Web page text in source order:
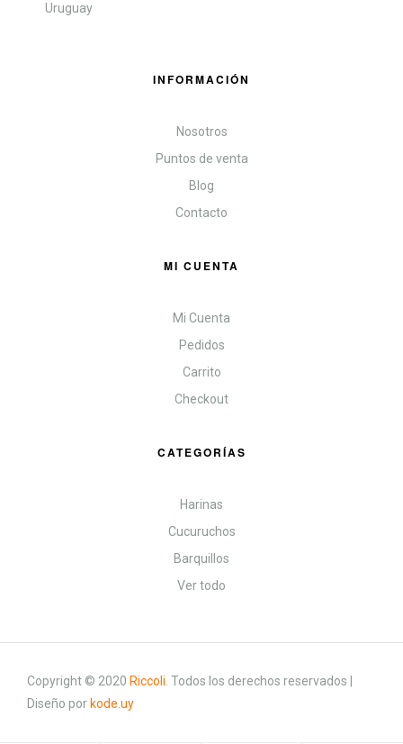
Uruguay
INFORMACIÓN
Nosotros
Puntos de venta
Blog
Contacto
MI CUENTA
Mi Cuenta
Pedidos
Carrito
Checkout
CATEGORÍAS
Harinas
Cucuruchos
Barquillos
Ver todo
Copyright © 2020 Riccoli Todos los derechos reservados |
Diseño por kode.uy